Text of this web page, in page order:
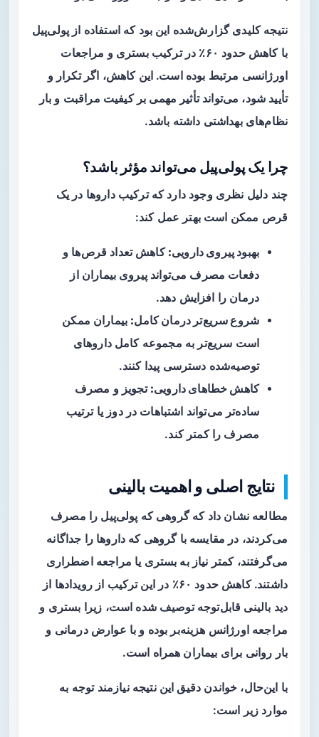
نتیجه کلیدی گزارش‌شده این بود که استفاده از پولی‌پیل
با کاهش حدود ۶۰٪
در ترکیب بستری و مراجعات
اورژانسی مرتبط بوده است. این کاهش، اگر تکرار و
تأیید شود، می‌تواند تأثیر مهمی بر کیفیت مراقبت و بار
نظام‌های بهداشتی داشته باشد.
چرا یک پولی‌پیل می‌تواند مؤثر باشد؟
چند دلیل نظری وجود دارد که ترکیب داروها در یک
قرص ممکن است بهتر عمل کند:
بهبود پیروی دارویی: کاهش تعداد قرص‌ها و
دفعات مصرف می‌تواند پیروی بیماران از
درمان را افزایش دهد.
شروع سریع‌تر درمان کامل: بیماران ممکن
است سریع‌تر به مجموعه کامل داروهای
توصیه‌شده دسترسی پیدا کنند.
کاهش خطاهای دارویی: تجویز و مصرف
ساده‌تر می‌تواند اشتباهات در دوز یا ترتیب
مصرف را کمتر کند.
نتایج اصلی و اهمیت بالینی
مطالعه نشان داد که گروهی که پولی‌پیل را مصرف
می‌کردند، در مقایسه با گروهی که داروها را جداگانه
می‌گرفتند، کمتر نیاز به بستری یا مراجعه اضطراری
داشتند. کاهش حدود ۶۰٪
در این ترکیب از رویدادها از
دید بالینی قابل‌توجه توصیف شده است، زیرا بستری و
مراجعه اورژانس هزینه‌بر بوده و با عوارض درمانی و
بار روانی برای بیماران همراه است.
با این‌حال، خواندن دقیق این نتیجه نیازمند توجه به
موارد زیر است: